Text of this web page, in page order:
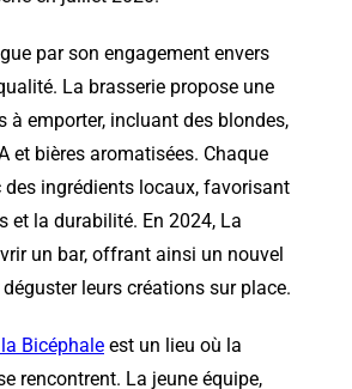
par son engagement envers
La brasserie propose une
à emporter, incluant des blondes,
et bières aromatisées. Chaque
des ingrédients locaux, favorisant
et la durabilité. En 2024, La
un bar, offrant ainsi un nouvel
leurs créations sur place.
Bicéphale est un lieu où la
rencontrent. La jeune équipe,